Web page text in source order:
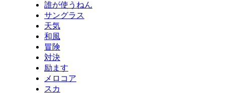
誰が使うねん
サングラス
天気
和風
冒険
対決
励ます
メロコア
スカ